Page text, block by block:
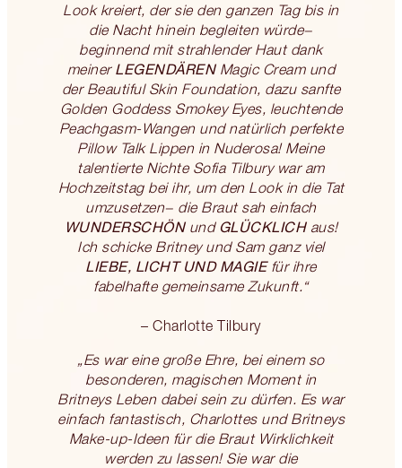
Look kreiert, der sie den ganzen Tag bis in
die Nacht hinein begleiten würde−
beginnend mit strahlender Haut dank
meiner LEGENDÄRENMagic Cream und
der Beautiful Skin Foundation, dazu sanfte
Golden Goddess Smokey Eyes, leuchtende
Peachgasm-Wangen und natürlich perfekte
Pillow Talk Lippen in Nuderosa! Meine
talentierte Nichte Sofia Tilbury war am
Hochzeitstag bei ihr, um den Look in die Tat
umzusetzen− die Braut sah einfach
WUNDERSCHÖNund GLÜCKLICHaus!
Ich schicke Britney und Sam ganz viel
LIEBE, LICHT UND MAGIEfür ihre
fabelhafte gemeinsame Zukunft.“
– Charlotte Tilbury
„Es war eine große Ehre, bei einem so
besonderen, magischen Moment in
Britneys Leben dabei sein zu dürfen. Es war
einfach fantastisch, Charlottes und Britneys
Make-up-Ideen für die Braut Wirklichkeit
werden zu lassen! Sie war die